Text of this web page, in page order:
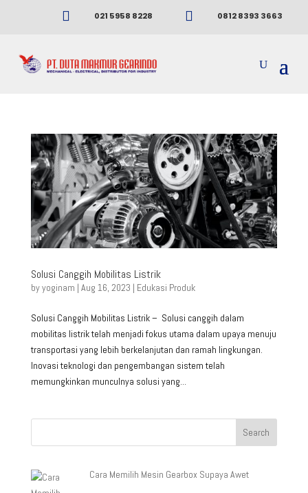
 021 5958 8228  0812 8393 3663
Solusi Canggih Mobilitas Listrik
byyoginam | Aug 16, 2023 | Edukasi Produk
Solusi Canggih Mobilitas Listrik – Solusi canggih dalam
mobilitas listrik telah menjadi fokus utama dalam upaya menuju
transportasi yang lebih berkelanjutan dan ramah lingkungan.
Inovasi teknologi dan pengembangan sistem telah
memungkinkan munculnya solusi yang...
Cara Memilih Mesin Gearbox Supaya Awet